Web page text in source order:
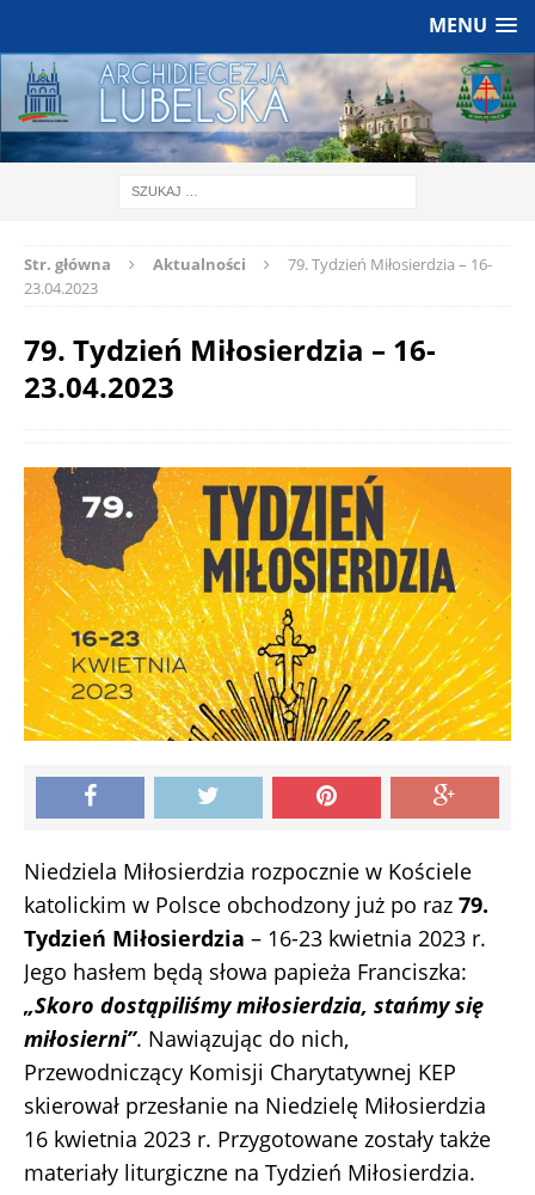
MENU
Str. główna Aktualności
79. Tydzień Miłosierdzia – 16-
23.04.2023
79. Tydzień Miłosierdzia – 16-
23.04.2023
Niedziela Miłosierdzia rozpocznie w Kościele
katolickim w Polsce obchodzony już po raz 79.
Tydzień Miłosierdzia – 16-23 kwietnia 2023 r.
Jego hasłem będą słowa papieża Franciszka:
„Skoro dostąpiliśmy miłosierdzia, stańmy się
miłosierni”. Nawiązując do nich,
Przewodniczący Komisji Charytatywnej KEP
skierował przesłanie na Niedzielę Miłosierdzia
16 kwietnia 2023 r. Przygotowane zostały także
materiały liturgiczne na Tydzień Miłosierdzia.